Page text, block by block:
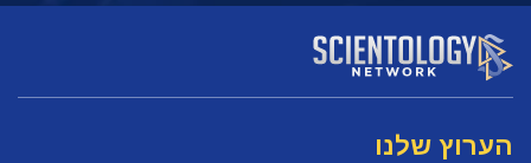
הערוץ שלנו